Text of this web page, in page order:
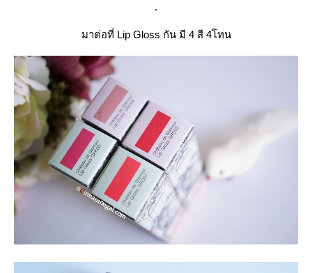
.
มาต่อที่ Lip Gloss กัน มี 4 สี 4โทน